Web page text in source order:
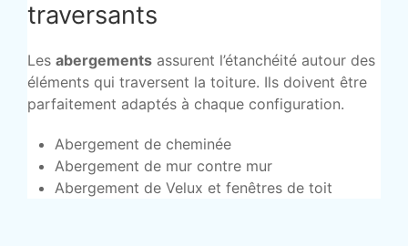
traversants
Les abergements assurent l’étanchéité autour des
éléments qui traversent la toiture. Ils doivent être
parfaitement adaptés à chaque configuration.
Abergement de cheminée
Abergement de mur contre mur
Abergement de Velux et fenêtres de toit